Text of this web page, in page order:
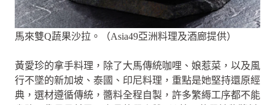
馬來雙Q蔬果沙拉。（Asia49亞洲料理及酒廊提供）
黃愛珍的拿手料理，除了大馬傳統咖哩、娘惹菜，以及風
行不墜的新加坡、泰國、印尼料理，重點是她堅持還原經
典，選材遵循傳統，醬料全程自製，許多繁縟工序都不能